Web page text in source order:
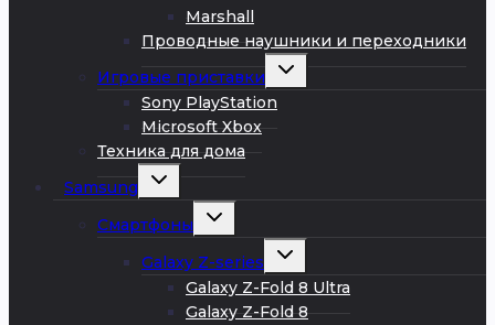
Marshall
Проводные наушники и переходники
Игровые приставки
Развернуть
меню
Sony PlayStation
Microsoft Xbox
Техника для дома
Samsung
Развернуть
Смартфоны
Развернуть
Galaxy Z-series
Развернуть
меню
Galaxy Z-Fold 8 Ultra
Galaxy Z-Fold 8